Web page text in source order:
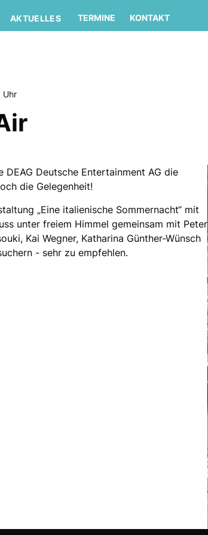
AKTUELLES TERMINE KONTAKT
Uhr
Deutsche Entertainment AG die
die Gelegenheit!
„Eine italienische Sommernacht“ mit
unter freiem Himmel gemeinsam mit Peter
Kai Wegner, Katharina Günther-Wünsch
- sehr zu empfehlen.